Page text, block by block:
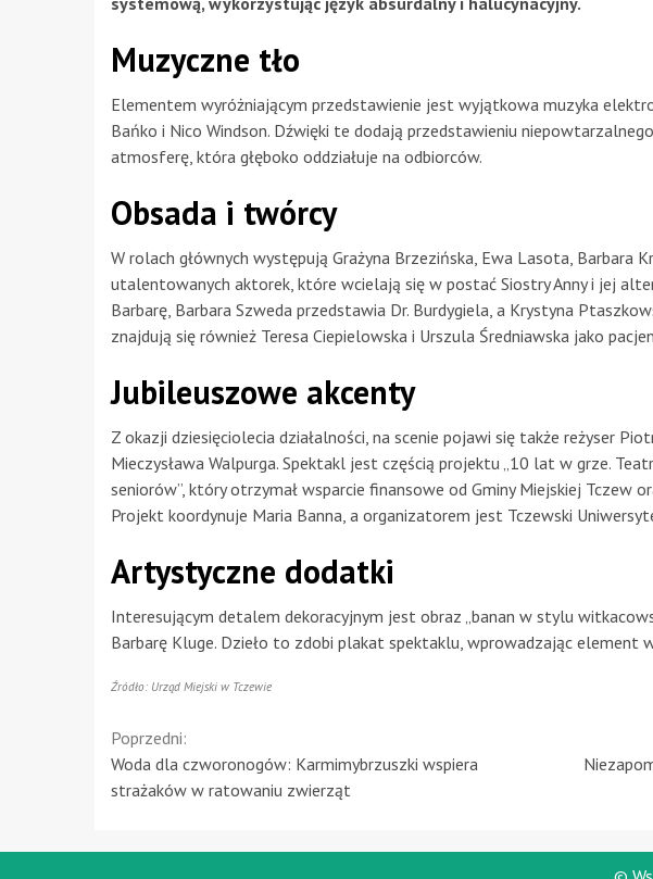
Muzyczne tło
Elementem wyróżniającym przedstawienie jest wyjątkowa muzyka
Bańko i Nico Windson. Dźwięki te dodają przedstawieniu
atmosferę, która głęboko oddziałuje na odbiorców.
Obsada i twórcy
W rolach głównych występują Grażyna Brzezińska, Ewa Lasota, Barbara
utalentowanych aktorek, które wcielają się w postać Siostry Anny i jej
Barbarę, Barbara Szweda przedstawia Dr. Burdygiela, a Krystyna
znajdują się również Teresa Ciepielowska i Urszula Średniawska jako
Jubileuszowe akcenty
Z okazji dziesięciolecia działalności, na scenie pojawi się także reżyser
Mieczysława Walpurga. Spektakl jest częścią projektu „10 lat w grze.
seniorów”, który otrzymał wsparcie finansowe od Gminy Miejskiej Tczew
Projekt koordynuje Maria Banna, a organizatorem jest Tczewski
Artystyczne dodatki
Interesującym detalem dekoracyjnym jest obraz „banan w stylu
Barbarę Kluge. Dzieło to zdobi plakat spektaklu, wprowadzając element
Źródło: Urząd Miejski w Tczewie
Continue
Reading
Poprzedni:
Woda dla czworonogów: Karmimybrzuszki wspiera
strażaków w ratowaniu zwierząt